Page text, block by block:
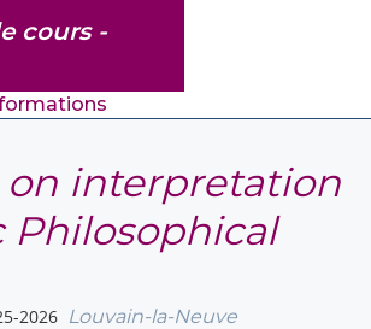
cours -
on interpretation
Philosophical
2026 Louvain-la-Neuve